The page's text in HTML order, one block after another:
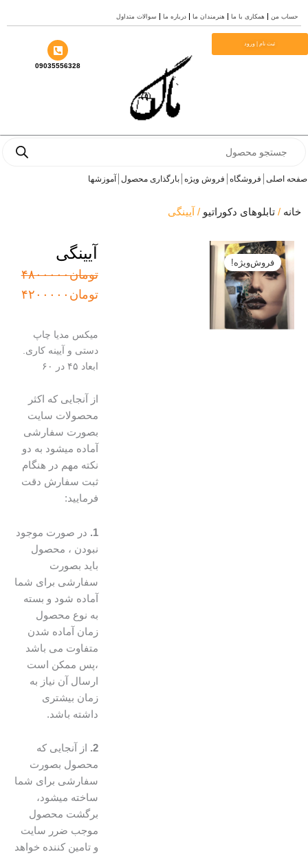
من همکاری با ما هنرمندان ما درباره ما سوالات متداول
ثبت نام | ورود
09035556328
اصلی فروشگاه فروش ویژه بارگذاری محصول آموزشها
/تابلوهای دکوراتیو/ آیینگی
فروش‌ویژه!
آیینگی
تومان۴۸۰۰۰۰۰قیمت
اصلی:
تومان۴۲۰۰۰۰۰
قیمت
فعلی:
میکس مدیا چاپ
دستی و آیینه کاری.
ابعاد ۴۵ در ۶۰
از آنجایی که اکثر
محصولات سایت
بصورت سفارشی
آماده میشود به دو
نکته مهم در هنگام
ثبت سفارش دقت
فرمایید:
در صورت موجود
نبودن ، محصول
باید بصورت
سفارشی برای شما
آماده شود و بسته
به نوع محصول
زمان آماده شدن
متفاوت می باشد
،پس ممکن است
ارسال آن نیاز به
زمان بیشتری
داشته باشد.
از آنجایی که
محصول بصورت
سفارشی برای شما
ساخته میشود،
برگشت محصول
موجب ضرر سایت
و تامین کننده خواهد